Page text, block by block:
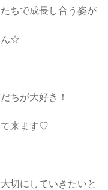
ちで成長し合う姿が
ん☆
ちが大好き！
て来ます♡
切にしていきたいと